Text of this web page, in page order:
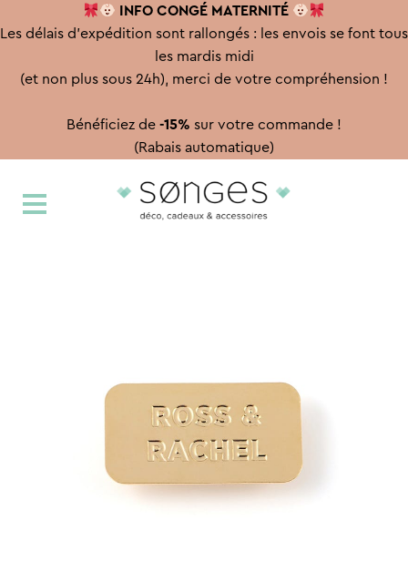
INFO CONGÉ MATERNITÉ
Les délais d'expédition sont rallongés : les envois se font tous
les mardis midi
(et non plus sous 24h), merci de votre compréhension !
Bénéficiez de -15% sur votre commande !
(Rabais automatique)
à
au